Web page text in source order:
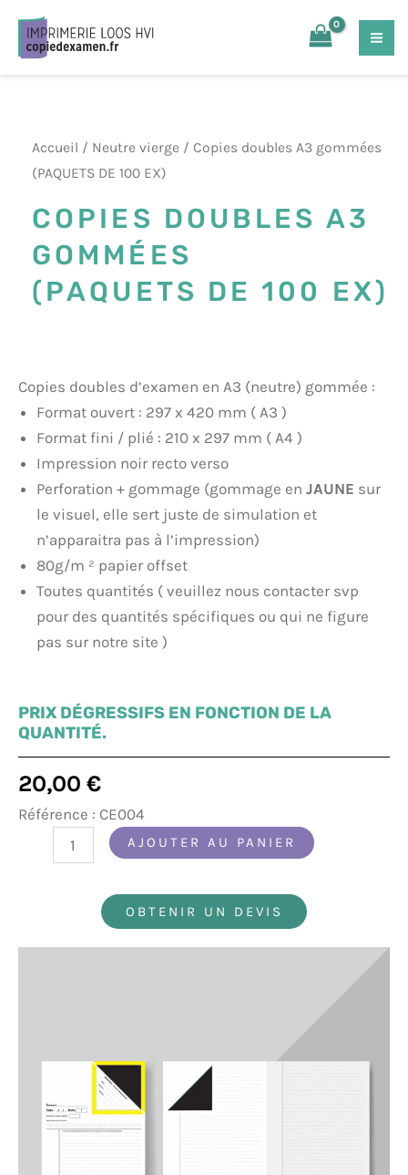
contenu
Accueil / Neutre vierge / Copies doubles A3 gommées
(PAQUETS DE 100 EX)
COPIES DOUBLES A3
GOMMÉES
(PAQUETS DE 100 EX)
Copies doubles d’examen en A3 (neutre) gommée :
Format ouvert : 297 x 420 mm ( A3 )
Format fini / plié : 210 x 297 mm ( A4 )
Impression noir recto verso
Perforation + gommage (gommage en JAUNE sur
le visuel, elle sert juste de simulation et
n’apparaitra pas à l’impression)
80g/m ² papier offset
Toutes quantités ( veuillez nous contacter svp
pour des quantités spécifiques ou qui ne figure
pas sur notre site )
PRIX DÉGRESSIFS EN FONCTION DE LA
QUANTITÉ.
20,00 €
Référence : CE004
quantité
AJOUTER AU PANIER
OBTENIR UN DEVIS